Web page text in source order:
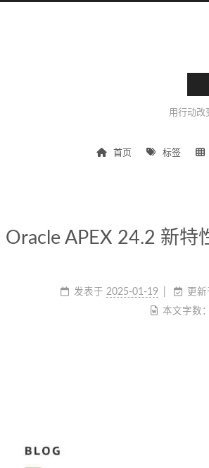
用行动改
首页 标签
Oracle APEX 24.2 新
发表于 2025-01-19 更新
本文字数：